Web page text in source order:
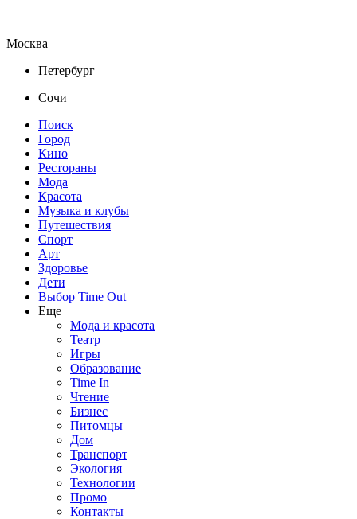
Москва
Петербург
Сочи
Поиск
Город
Кино
Рестораны
Мода
Красота
Музыка и клубы
Путешествия
Спорт
Арт
Здоровье
Дети
Выбор Time Out
Еще
Мода и красота
Театр
Игры
Образование
Time In
Чтение
Бизнес
Питомцы
Дом
Транспорт
Экология
Технологии
Промо
Контакты